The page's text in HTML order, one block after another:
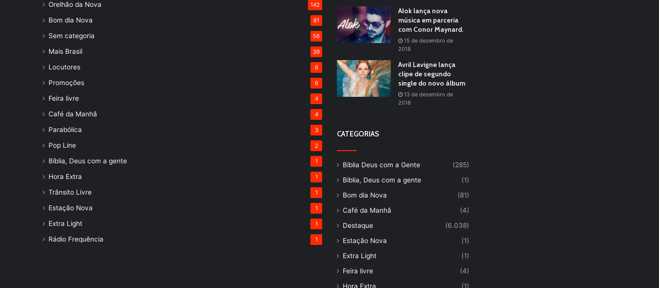
Orelhão da Nova 142
Bom dia Nova 81
Sem categoria 56
Mais Brasil 39
Locutores 6
Promoções 6
Feira livre 4
Café da Manhã 4
Parabólica 3
Pop Line 2
Bíblia, Deus com a gente 1
Hora Extra 1
Trânsito Livre 1
Estação Nova 1
Extra Light 1
Rádio Frequência 1
Alok lança nova
música em parceria
com Conor Maynard.
15 de dezembro de
2018
Avril Lavigne lança
clipe de segundo
single do novo álbum
13 de dezembro de
2018
CATEGORIAS
Bíblia Deus com a Gente
(285)
Bíblia, Deus com a gente
(1)
Bom dia Nova
(81)
Café da Manhã
(4)
Destaque
(6.038)
Estação Nova
(1)
Extra Light
(1)
Feira livre
(4)
Hora Extra
(1)